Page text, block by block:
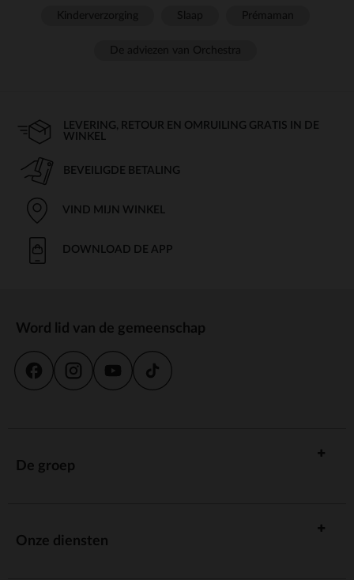
LEVERING, RETOUR EN OMRUILING GRATIS IN DE
WINKEL
BEVEILIGDE BETALING
VIND MIJN WINKEL
DOWNLOAD DE APP
Word lid van de gemeenschap
De groep
Onze diensten